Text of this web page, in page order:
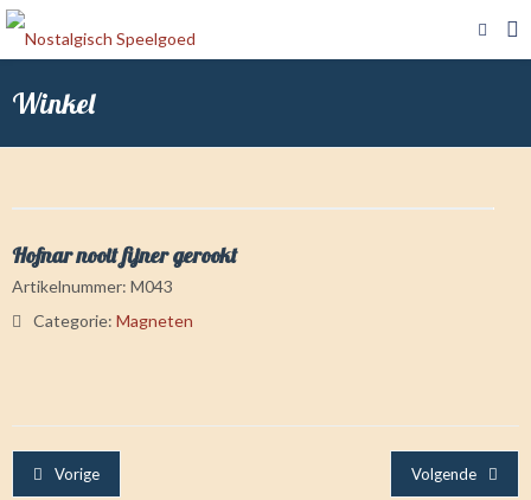
Winkel
Hofnar nooit fijner gerookt
Artikelnummer: M043
Categorie: Magneten
Vorige Volgende